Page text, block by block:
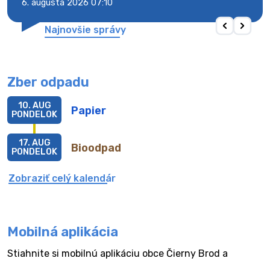
6. augusta 2026 07:10
Najnovšie správy
Zber odpadu
Papier
10. AUG
PONDELOK
Bioodpad
17. AUG
PONDELOK
Zobraziť celý kalendár
Mobilná aplikácia
Stiahnite si mobilnú aplikáciu obce Čierny Brod a